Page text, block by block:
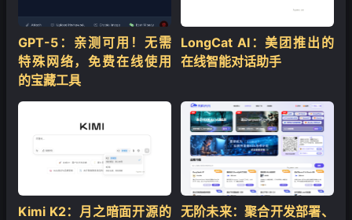
GPT-5：亲测可用！无需
特殊网络，免费在线使用
的宝藏工具
LongCat AI：美团推出的
在线智能对话助手
Kimi K2：月之暗面开源的
无阶未来：聚合开发部署、